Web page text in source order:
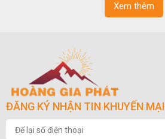
Xem thêm
ĐĂNG KÝ NHẬN TIN KHUYẾN MẠI